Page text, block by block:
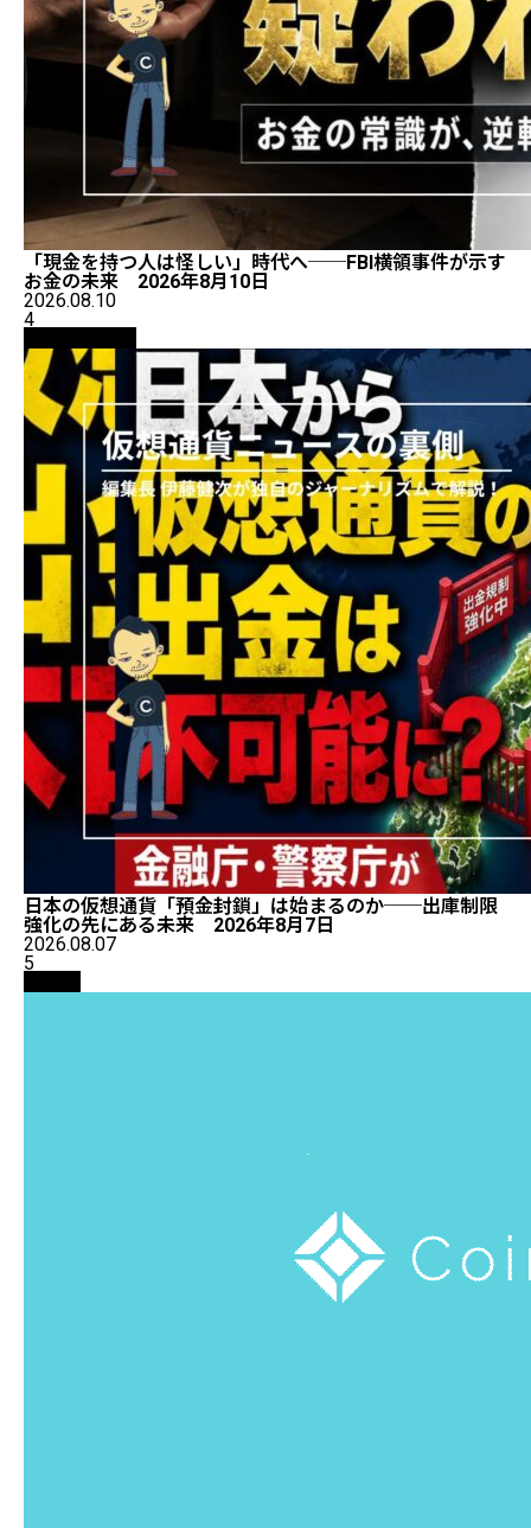
「現金を持つ人は怪しい」時代へ──FBI横領事件が示す
お金の未来 2026年8月10日
2026.08.10
4
日本の仮想通貨「預金封鎖」は始まるのか──出庫制限
強化の先にある未来 2026年8月7日
2026.08.07
5